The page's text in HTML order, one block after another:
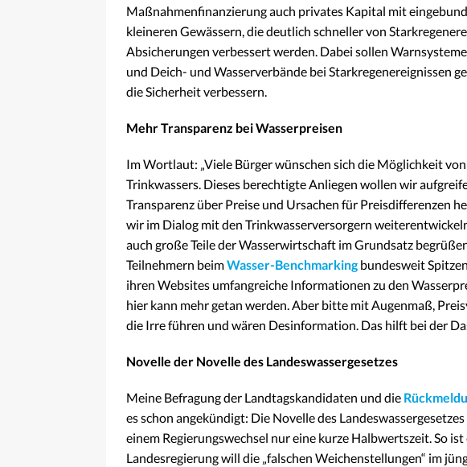
Maßnahmenfinanzierung auch privates Kapital mit
kleineren Gewässern, die deutlich schneller von
Absicherungen verbessert werden. Dabei sollen
und Deich- und Wasserverbände bei Starkregenereignissen
die Sicherheit verbessern.
Mehr Transparenz bei Wasserpreisen
Im Wortlaut: „Viele Bürger wünschen sich die Möglichkeit
Trinkwassers. Dieses berechtigte Anliegen wollen wir
Transparenz über Preise und Ursachen für Preisdifferenzen
wir im Dialog mit den Trinkwasserversorgern
auch große Teile der Wasserwirtschaft im Grundsatz
Teilnehmern beimWasser-Benchmarking bundesweit
ihren Websites umfangreiche Informationen zu den
hier kann mehr getan werden. Aber bitte mit Augenmaß,
die Irre führen und wären Desinformation. Das hilft bei der
Novelle der Novelle des Landeswassergesetzes
Meine Befragung der Landtagskandidaten und die
es schon angekündigt: Die Novelle des
einem Regierungswechsel nur eine kurze Halbwertszeit. So
Landesregierung will die „falschen Weichenstellungen“ im